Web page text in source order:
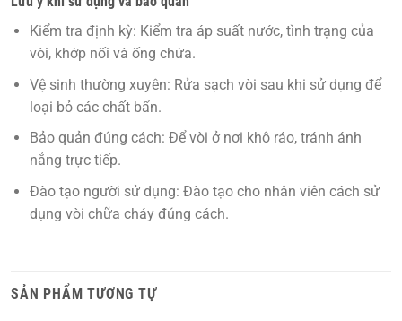
Kiểm tra định kỳ: Kiểm tra áp suất nước, tình trạng của
vòi, khớp nối và ống chứa.
Vệ sinh thường xuyên: Rửa sạch vòi sau khi sử dụng để
loại bỏ các chất bẩn.
Bảo quản đúng cách: Để vòi ở nơi khô ráo, tránh ánh
nắng trực tiếp.
Đào tạo người sử dụng: Đào tạo cho nhân viên cách sử
dụng vòi chữa cháy đúng cách.
SẢN PHẨM TƯƠNG TỰ